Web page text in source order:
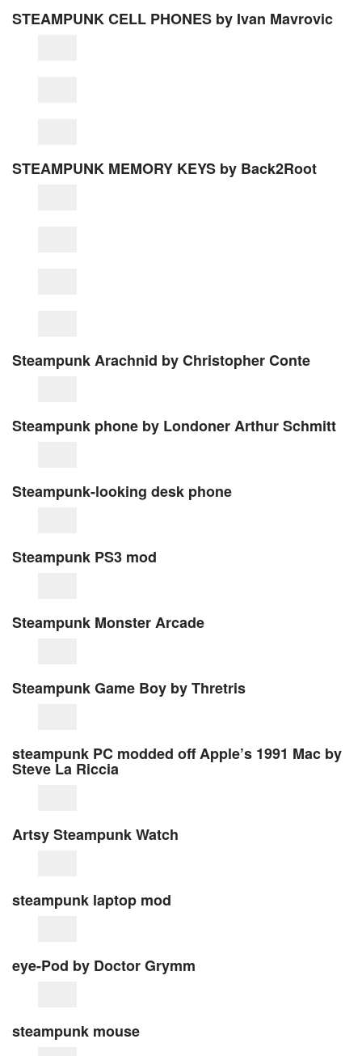
STEAMPUNK CELL PHONES by Ivan Mavrovic
STEAMPUNK MEMORY KEYS by Back2Root
Steampunk Arachnid by Christopher Conte
Steampunk phone by Londoner Arthur Schmitt
Steampunk-looking desk phone
Steampunk PS3 mod
Steampunk Monster Arcade
Steampunk Game Boy by Thretris
steampunk PC modded off Apple’s 1991 Mac by
Steve La Riccia
Artsy Steampunk Watch
steampunk laptop mod
eye-Pod by Doctor Grymm
steampunk mouse